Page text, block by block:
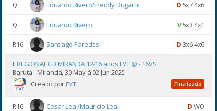
Q Eduardo Rivero/Freddy Dugarte D 5x7 4x6
Q Eduardo Rivero V5x3 4x1
R16 Santiago Paredes D 3x6 4x6
II REGIONAL G3 MIRANDA 12-16 años FVT @ - 16VS
Baruta - Miranda, 30 May à 02 Jun 2025
Creado porFVT Finalizado
R16 Cesar Leal/Mauricio Leal D WO